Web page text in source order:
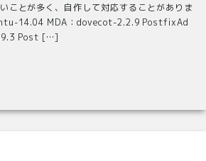
ことが多く、自作して対応することがありま
14.04 MDA：dovecot-2.2.9 PostfixAd
Post […]